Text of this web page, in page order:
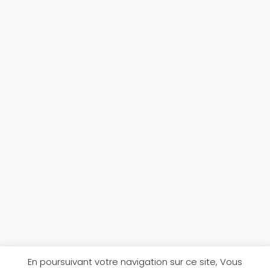
En poursuivant votre navigation sur ce site, Vous